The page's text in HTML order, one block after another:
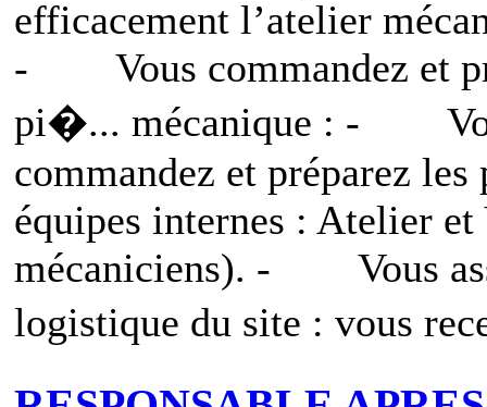
efficacement l’atelier
- Vous commandez et
pi�... mécanique : -
commandez et préparez les
équipes internes : Atelier
mécaniciens). - Vous
logistique du site : vous